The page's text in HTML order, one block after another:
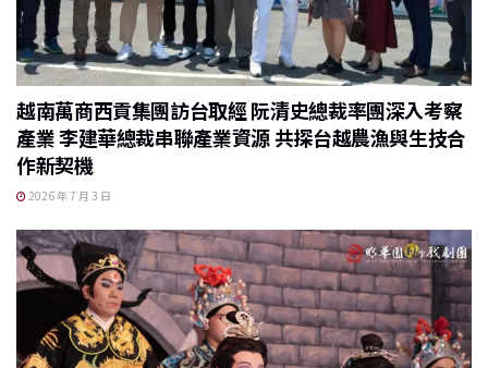
越南萬商西貢集團訪台取經 阮清史總裁率團深入考察
產業 李建華總裁串聯產業資源 共探台越農漁與生技合
作新契機
2026 年 7 月 3 日